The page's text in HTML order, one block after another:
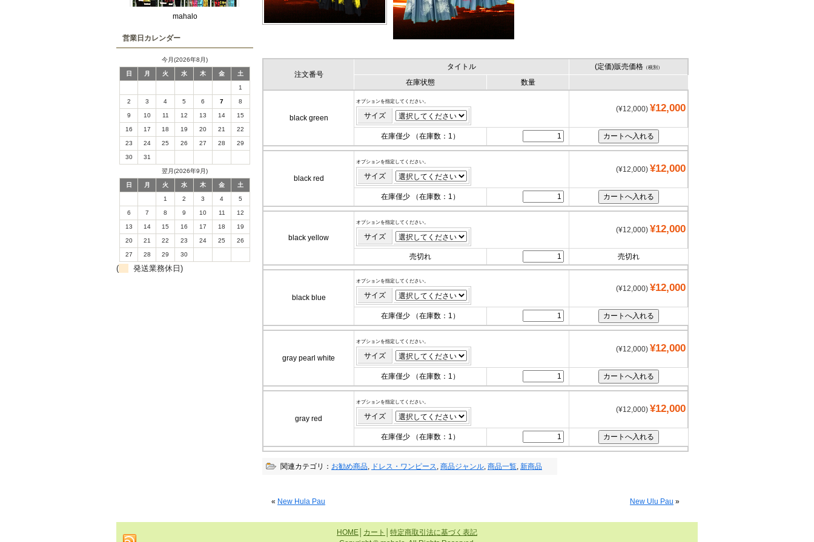
mahalo
営業日カレンダー
今月(2026年8月)
日 月 火 水 木 金 土
1
2 3 4 5 6 7 8
9 10 11 12 13 14 15
16 17 18 19 20 21 22
23 24 25 26 27 28 29
30 31
翌月(2026年9月)
日 月 火 水 木 金 土
1 2 3 4 5
6 7 8 9 10 11 12
13 14 15 16 17 18 19
20 21 22 23 24 25 26
27 28 29 30
( 発送業務休日)
注文番号
タイトル (定価)販売価格（税別）
在庫状態 数量
black green
オプションを指定してください。
サイズ
(¥12,000) ¥12,000
在庫僅少 （在庫数：1）
black red
オプションを指定してください。
サイズ
(¥12,000) ¥12,000
在庫僅少 （在庫数：1）
black yellow
オプションを指定してください。
サイズ
(¥12,000) ¥12,000
売切れ 売切れ
black blue
オプションを指定してください。
サイズ
(¥12,000) ¥12,000
在庫僅少 （在庫数：1）
gray pearl white
オプションを指定してください。
サイズ
(¥12,000) ¥12,000
在庫僅少 （在庫数：1）
gray red
オプションを指定してください。
サイズ
(¥12,000) ¥12,000
在庫僅少 （在庫数：1）
関連カテゴリ： お勧め商品, ドレス・ワンピース, 商品ジャンル, 商品一覧, 新商品
« New Hula Pau New Ulu Pau »
HOME カート
特定商取引法に基づく表記